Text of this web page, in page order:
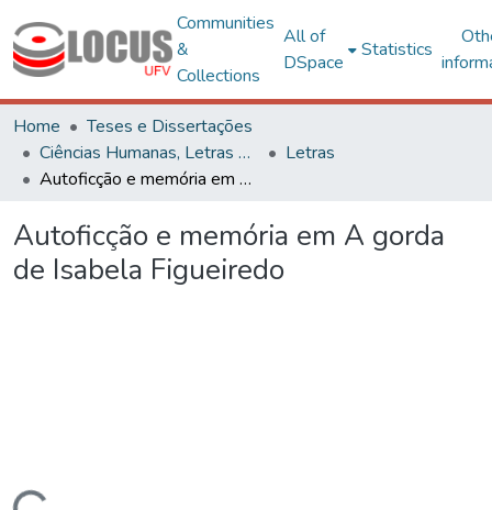
Communities
&
Collections
All of
DSpace
Statistics
Home
Teses e Dissertações
Ciências Humanas, Letras e Artes
Letras
Autoficção e memória em A gorda de Isabela Figueiredo
Autoficção e memória em A gorda
de Isabela Figueiredo